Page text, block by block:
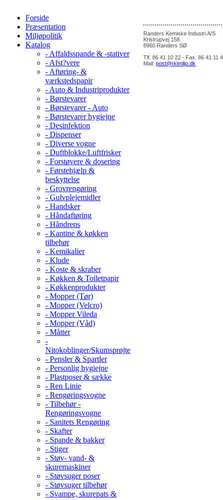
Forside
Præsentation
Miljøpolitik
Katalog
- Affaldsspande & -stativer
- Afst?vere
- Aftøring- &
værkstedspapir
- Auto & Industriprodukter
- Børstevarer
- Børstevarer - Auto
- Børstevarer hygiejne
- Desinfektion
- Dispenser
- Diverse vogne
- Duftblokke/Luftfrisker
- Forstøvere & dosering
- Førstehjælp &
beskyttelse
- Grovrengøring
- Gulvplejemidler
- Handsker
- Håndaftøring
- Håndrens
- Kantine & køkken
tilbehør
- Kemikalier
- Klude
- Koste & skraber
- Køkken & Toiletpapir
- Køkkenprodukter
- Mopper (Tør)
- Mopper (Velcro)
- Mopper Vileda
- Mopper (Våd)
- Måtter
-
Nitokoblinger/Skumsprøjte
- Pensler & Spartler
- Personlig hygiejne
- Plastposer & sække
- Ren Linie
- Rengøringsvogne
- Tilbehør -
Rengøringsvogne
- Sanitets Rengøring
- Skafter
- Spande & bakker
- Stiger
- Støv- vand- &
skuremaskiner
- Støvsuger poser
- Støvsuger tilbehør
- Svampe, skurepats &
Randers Kemiske Industri A/S
Kristrupvej 158
8960 Randers SØ
Tlf. 86 41 10 22 - Fax. 86 41 11
Mail: post@rkimiljo.dk